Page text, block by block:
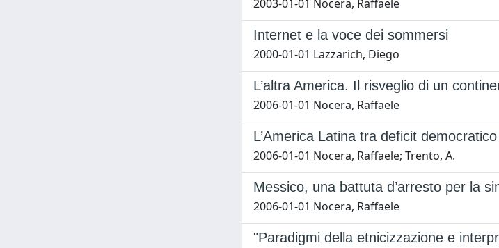
2003-01-01 Nocera, Raffaele
Internet e la voce dei sommersi
2000-01-01 Lazzarich, Diego
L’altra America. Il risveglio di un
2006-01-01 Nocera, Raffaele
L’America Latina tra deficit
2006-01-01 Nocera, Raffaele; Trento, A.
Messico, una battuta d’arresto per la
2006-01-01 Nocera, Raffaele
"Paradigmi della etnicizzazione e